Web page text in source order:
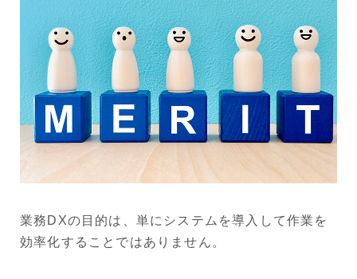
業務DXの目的は、単にシステムを導入して作業を
効率化することではありません。